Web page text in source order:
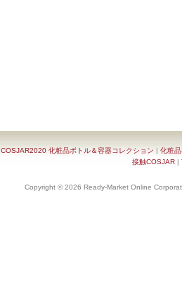
COSJAR2020 化粧品ボトル＆容器コレクション | 化粧
接触COSJAR|
Copyright © 2026 Ready-Market Online